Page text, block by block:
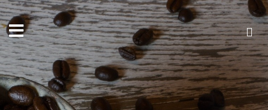
Přejít
k
obsahu
webu
Vyhledávání